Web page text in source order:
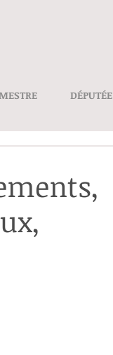
DÉPUTÉE